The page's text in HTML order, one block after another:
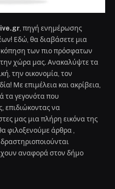
, πηγή ενημέρωσης
Εδώ, θα διαβάσετε μια
των πιο πρόσφατων
χώρα μας. Ανακαλύψτε τα
την οικονομία, τον
Με επιμέλεια και ακρίβεια,
τα γεγονότα που
επιδιώκοντας να
μας μια πλήρη εικόνα της
φιλοξενούμε άρθρα ,
αναφορά στον δήμο